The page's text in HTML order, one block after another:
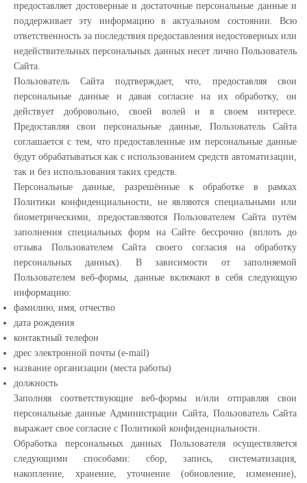
предоставляет достоверные и достаточные персональные данные и
поддерживает эту информацию в актуальном состоянии. Всю
ответственность за последствия предоставления недостоверных или
недействительных персональных данных несет лично Пользователь
Сайта.
Пользователь Сайта подтверждает, что, предоставляя свои
персональные данные и давая согласие на их обработку, он
действует добровольно, своей волей и в своем интересе.
Предоставляя свои персональные данные, Пользователь Сайта
соглашается с тем, что предоставленные им персональные данные
будут обрабатываться как с использованием средств автоматизации,
так и без использования таких средств.
Персональные данные, разрешённые к обработке в рамках
Политики конфиденциальности, не являются специальными или
биометрическими, предоставляются Пользователем Сайта путём
заполнения специальных форм на Сайте бессрочно (вплоть до
отзыва Пользователем Сайта своего согласия на обработку
персональных данных). В зависимости от заполняемой
Пользователем веб-формы, данные включают в себя следующую
информацию:
фамилию, имя, отчество
дата рождения
контактный телефон
дрес электронной почты (e-mail)
название организации (места работы)
должность
Заполняя соответствующие веб-формы и/или отправляя свои
персональные данные Администрации Сайта, Пользователь Сайта
выражает свое согласие с Политикой конфиденциальности.
Обработка персональных данных Пользователя осуществляется
следующими способами: сбор, запись, систематизация,
накопление, хранение, уточнение (обновление, изменение),